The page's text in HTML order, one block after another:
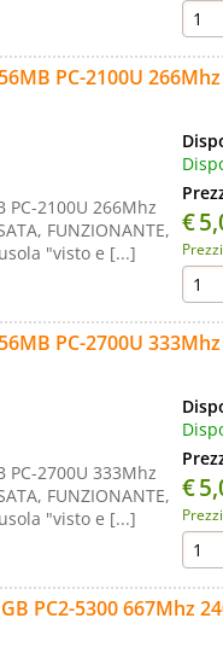
PC-2100U
2100U 266Mhz
FUNZIONANTE,
"visto e [...]
€
PC-2700U
2700U 333Mhz
FUNZIONANTE,
"visto e [...]
€
PC2-5300 667Mhz